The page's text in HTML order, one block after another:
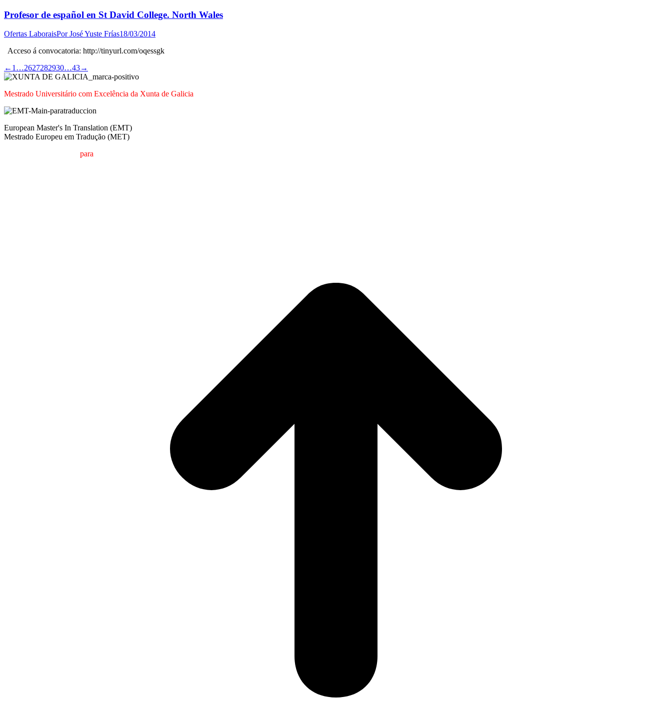
Profesor de español en St David College. North Wales
Ofertas LaboraisPorJosé Yuste Frías18/03/2014
Acceso á convocatoria: http://tinyurl.com/oqessgk
← 1 …2627282930…43→
Mestrado Universitário com Excelência da Xunta de Galicia
European Master's In Translation (EMT)
Mestrado Europeu em Tradução (MET)
para